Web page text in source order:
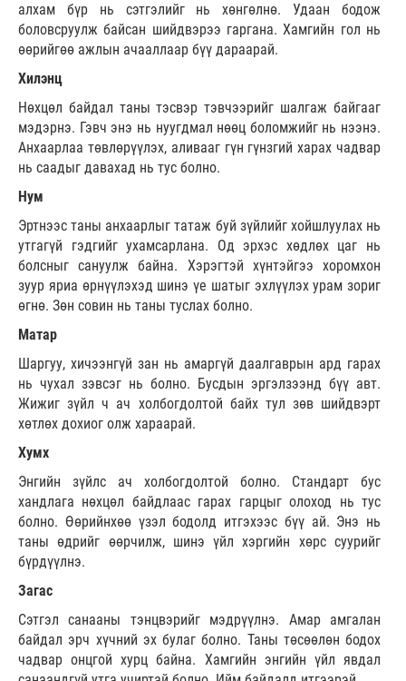
алхам бүр нь сэтгэлийг нь хөнгөлнө. Удаан бодож
боловсруулж байсан шийдвэрээ гаргана. Хамгийн гол нь
өөрийгөө ажлын ачааллаар бүү дараарай.
Хилэнц
Нөхцөл байдал таны тэсвэр тэвчээрийг шалгаж байгааг
мэдэрнэ. Гэвч энэ нь нуугдмал нөөц боломжийг нь нээнэ.
Анхаарлаа төвлөрүүлэх, аливааг гүн гүнзгий харах чадвар
нь саадыг давахад нь тус болно.
Нум
Эртнээс таны анхаарлыг татаж буй зүйлийг хойшлуулах нь
утгагүй гэдгийг ухамсарлана. Од эрхэс хөдлөх цаг нь
болсныг сануулж байна. Хэрэгтэй хүнтэйгээ хоромхон
зуур яриа өрнүүлэхэд шинэ үе шатыг эхлүүлэх урам зориг
өгнө. Зөн совин нь таны туслах болно.
Матар
Шаргуу, хичээнгүй зан нь амаргүй даалгаврын ард гарах
нь чухал зэвсэг нь болно. Бусдын эргэлзээнд бүү авт.
Жижиг зүйл ч ач холбогдолтой байх тул зөв шийдвэрт
хөтлөх дохиог олж хараарай.
Хумх
Энгийн зүйлс ач холбогдолтой болно. Стандарт бус
хандлага нөхцөл байдлаас гарах гарцыг олоход нь тус
болно. Өөрийнхөө үзэл бодолд итгэхээс бүү ай. Энэ нь
таны өдрийг өөрчилж, шинэ үйл хэргийн хөрс суурийг
бүрдүүлнэ.
Загас
Сэтгэл санааны тэнцвэрийг мэдрүүлнэ. Амар амгалан
байдал эрч хүчний эх булаг болно. Таны төсөөлөн бодох
чадвар онцгой хурц байна. Хамгийн энгийн үйл явдал